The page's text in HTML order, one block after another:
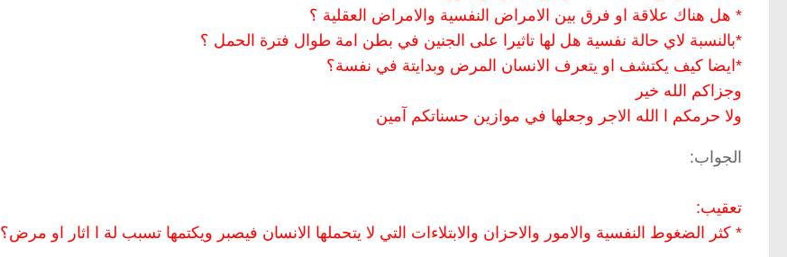
* هل هناك علاقة او فرق بين الامراض النفسية والامراض العقلية ؟
*بالنسبة لاي حالة نفسية هل لها تاثيرا على الجنين في بطن امة طوال فترة الحمل ؟
*ايضا كيف يكتشف او يتعرف الانسان المرض وبدايتة في نفسة؟
وجزاكم الله خير
ولا حرمكم ا الله الاجر وجعلها في موازين حسناتكم آمين
الجواب:
تعقيب:
* كثر الضغوط النفسية والامور والاحزان والابتلاءات التي لا يتحملها الانسان فيصبر ويكتمها تسبب لة ا اثار او مرض؟